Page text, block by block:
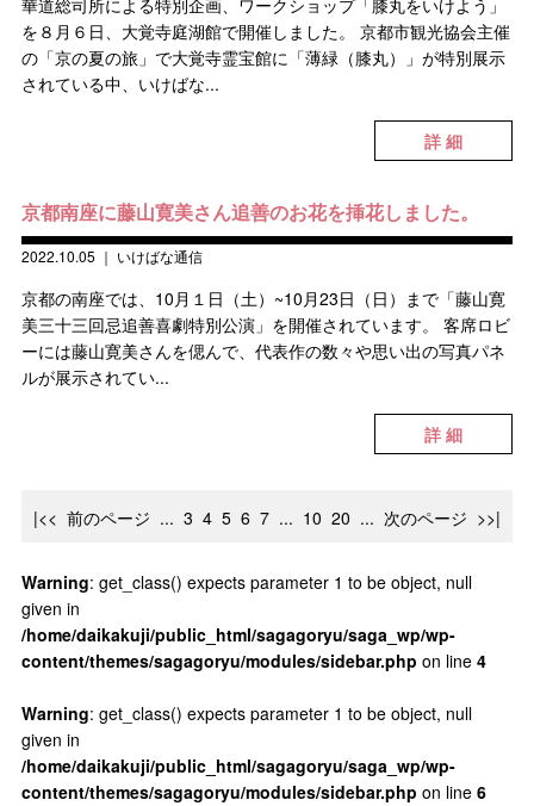
華道総司所による特別企画、ワークショップ「膝丸をいけよう」
を８月６日、大覚寺庭湖館で開催しました。 京都市観光協会主催
の「京の夏の旅」で大覚寺霊宝館に「薄緑（膝丸）」が特別展示
されている中、いけばな...
詳 細
京都南座に藤山寛美さん追善のお花を挿花しました。
2022.10.05 ｜ いけばな通信
京都の南座では、10月１日（土）~10月23日（日）まで「藤山寛
美三十三回忌追善喜劇特別公演」を開催されています。 客席ロビ
ーには藤山寛美さんを偲んで、代表作の数々や思い出の写真パネ
ルが展示されてい...
詳 細
|<< 前のページ ... 3 4 5 6 7 ... 10 20 ... 次のページ >>|
Warning: get_class() expects parameter 1 to be object, null
given in
/home/daikakuji/public_html/sagagoryu/saga_wp/wp-
content/themes/sagagoryu/modules/sidebar.php on line 4
Warning: get_class() expects parameter 1 to be object, null
given in
/home/daikakuji/public_html/sagagoryu/saga_wp/wp-
content/themes/sagagoryu/modules/sidebar.php on line 6